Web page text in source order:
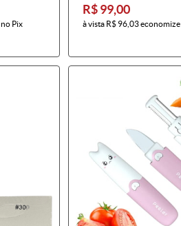
no Pix
R$ 99,00
à vista R$ 96,03economize